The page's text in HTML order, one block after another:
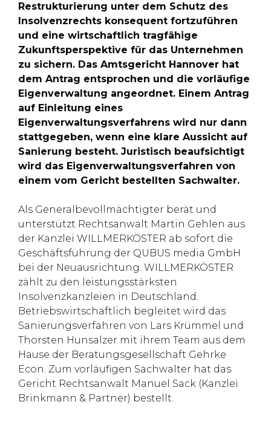
Restrukturierung unter dem Schutz des
Insolvenzrechts konsequent fortzuführen
und eine wirtschaftlich tragfähige
Zukunftsperspektive für das Unternehmen
zu sichern. Das Amtsgericht Hannover hat
dem Antrag entsprochen und die vorläufige
Eigenverwaltung angeordnet. Einem Antrag
auf Einleitung eines
Eigenverwaltungsverfahrens wird nur dann
stattgegeben, wenn eine klare Aussicht auf
Sanierung besteht. Juristisch beaufsichtigt
wird das Eigenverwaltungsverfahren von
einem vom Gericht bestellten Sachwalter.
Als Generalbevollmächtigter berät und
unterstützt Rechtsanwalt Martin Gehlen aus
der Kanzlei WILLMERKÖSTER ab sofort die
Geschäftsführung der QUBUS media GmbH
bei der Neuausrichtung. WILLMERKÖSTER
zählt zu den leistungsstärksten
Insolvenzkanzleien in Deutschland.
Betriebswirtschaftlich begleitet wird das
Sanierungsverfahren von Lars Krümmel und
Thorsten Hunsalzer mit ihrem Team aus dem
Hause der Beratungsgesellschaft Gehrke
Econ. Zum vorläufigen Sachwalter hat das
Gericht Rechtsanwalt Manuel Sack (Kanzlei
Brinkmann & Partner) bestellt.